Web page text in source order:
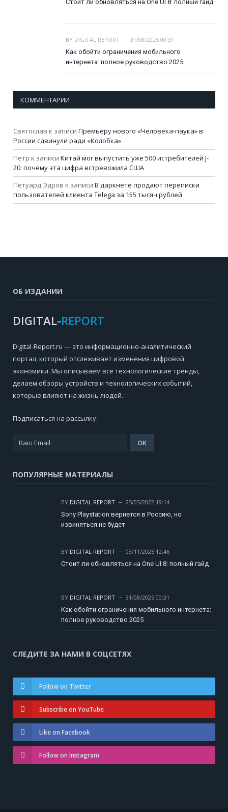
Стоит ли обновляться на One UI 8: полный гайд
BY DIGITAL REPORT
31/08/2025 00:31
Как обойти ограничения мобильного
интернета: полное руководство 2025
КОММЕНТАРИИ
Святослав к записи Премьеру нового «Человека-паука» в
России сдвинули ради «Колобка»
Петр к записи Китай мог выпустить уже 500 истребителей J-
20: почему эта цифра встревожила США
Петуард Эдров к записи В даркнете продают переписки
пользователей клиента Telega за 155 тысяч рублей
ОБ ИЗДАНИИ
DIGITAL-REPORT
Digital-Report.ru — это информационно-аналитический
портал, который отслеживает изменения цифровой
экономики. Мы описываем все технологические тренды,
делаем обзоры устройств и технологических событий,
которые влияют на жизнь людей.
Подписаться на рассылку:
ПОПУЛЯРНЫЕ МАТЕРИАЛЫ
BY DIGITAL REPORT
25/05/2022 19:14
Sony Playstation вернется в Россию, но
извиняться не будет
BY DIGITAL REPORT
03/11/2025 12:46
Стоит ли обновляться на One UI 8: полный гайд
BY DIGITAL REPORT
31/08/2025 00:31
Как обойти ограничения мобильного интернета:
полное руководство 2025
СЛЕДИТЕ ЗА НАМИ В СОЦСЕТЯХ
Follow on Twitter
Subscribe on YouTube
Like on Facebook
Follow on Instagram